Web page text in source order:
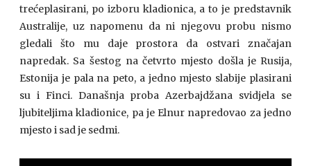
trećeplasirani, po izboru kladionica, a to je predstavnik
Australije, uz napomenu da ni njegovu probu nismo
gledali što mu daje prostora da ostvari značajan
napredak. Sa šestog na četvrto mjesto došla je Rusija,
Estonija je pala na peto, a jedno mjesto slabije plasirani
su i Finci. Današnja proba Azerbajdžana svidjela se
ljubiteljima kladionice, pa je Elnur napredovao za jedno
mjesto i sad je sedmi.